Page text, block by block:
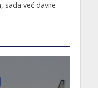
sada već davne